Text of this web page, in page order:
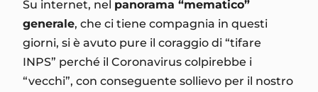
Su internet, nel panorama “mematico”
generale, che ci tiene compagnia in questi
giorni, si è avuto pure il coraggio di “tifare
INPS” perché il Coronavirus colpirebbe i
“vecchi”, con conseguente sollievo per il nostro